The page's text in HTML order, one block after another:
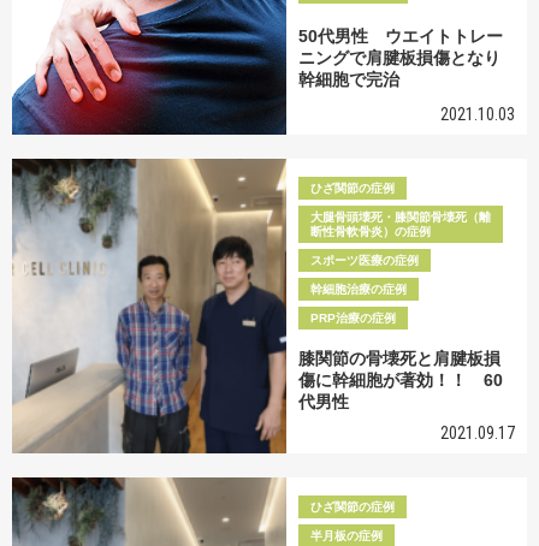
50代男性 ウエイトトレー
ニングで肩腱板損傷となり
幹細胞で完治
2021.10.03
ひざ関節の症例
大腿骨頭壊死・膝関節骨壊死（離
断性骨軟骨炎）の症例
スポーツ医療の症例
幹細胞治療の症例
PRP治療の症例
膝関節の骨壊死と肩腱板損
傷に幹細胞が著効！！ 60
代男性
2021.09.17
ひざ関節の症例
半月板の症例